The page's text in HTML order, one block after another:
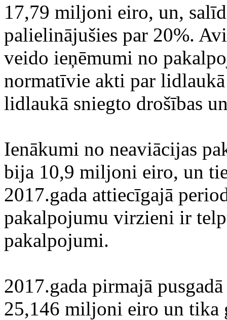
17,79 miljoni eiro, un,
palielinājušies par 20%.
veido ieņēmumi no
normatīvie akti par
lidlaukā sniegto drošības
Ienākumi no neaviācijas
bija 10,9 miljoni eiro, un
2017.gada attiecīgajā
pakalpojumu virzieni ir
pakalpojumi.
2017.gada pirmajā
25,146 miljoni eiro un tika